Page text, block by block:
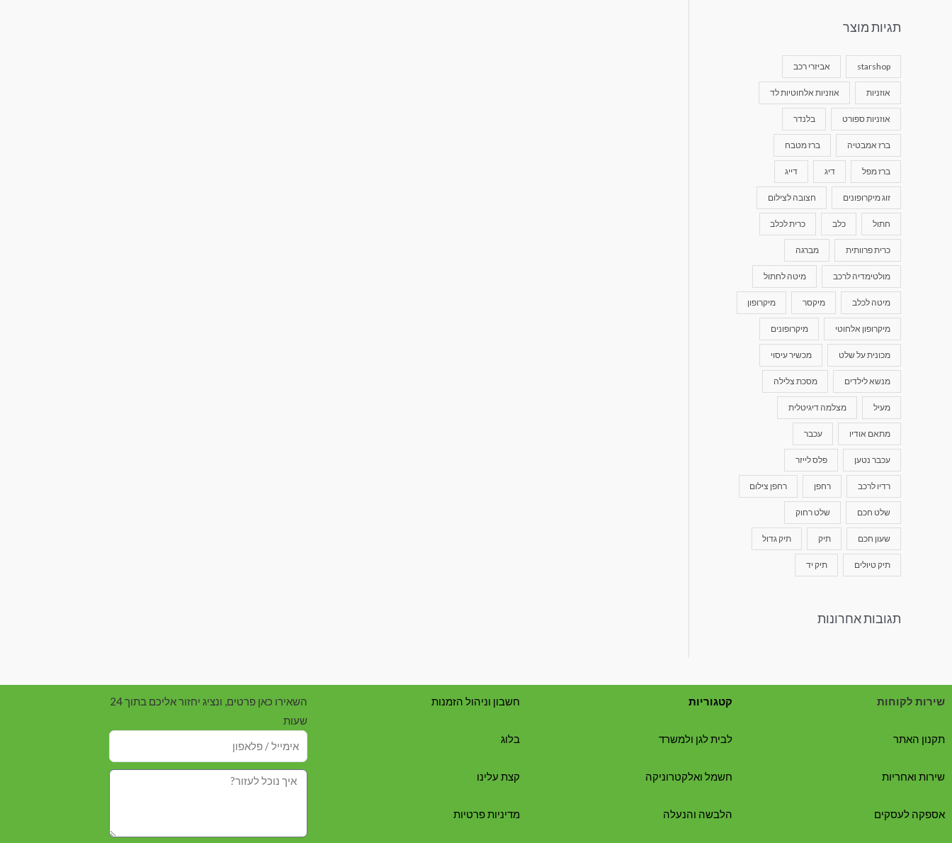
תגיות מוצר
starshop אביזרי רכב
אוזניות אוזניות אלחוטיות לד
אוזניות ספורט בלנדר
ברז אמבטיה ברז מטבח
ברז מפל דיג דייג
זוג מיקרופונים חצובה לצילום
חתול כלב כרית לכלב
כרית פרוותית מברגה
מולטימדיה לרכב מיטה לחתול
מיטה לכלב מיקסר מיקרופון
מיקרופון אלחוטי מיקרופונים
מכונית על שלט מכשיר עיסוי
מנשא לילדים מסכת צלילה
מעיל מצלמה דיגיטלית
מתאם אודיו עכבר
עכבר נטען פלס לייזר
רדיו לרכב רחפן רחפן צילום
שלט חכם שלט רחוק
שעון חכם תיק תיק גדול
תיק טיולים תיק יד
תגובות אחרונות
שירות לקוחות
תקנון האתר
שירות ואחריות
אספקה לעסקים
קטגוריות
לבית לגן ולמשרד
חשמל ואלקטרוניקה
הלבשה והנעלה
חשבון וניהול הזמנות
בלוג
קצת עלינו
מדיניות פרטיות
השאירו כאן פרטים, ונציג יחזור אליכם בתוך 24
שעות